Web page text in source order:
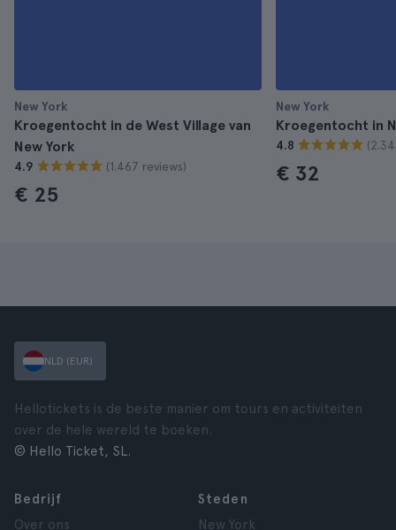
New York
Kroegentocht in de West Village van
New York
4.9 (1.467 reviews)
€ 25
New York
Kroegentocht in
4.8
€ 32
NLD (EUR)
Hellotickets is de beste manier om tours en activiteiten
over de hele wereld te boeken.
© Hello Ticket, SL.
Bedrijf
Over ons
Steden
New York